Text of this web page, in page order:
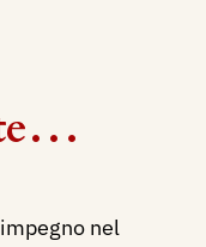
nel